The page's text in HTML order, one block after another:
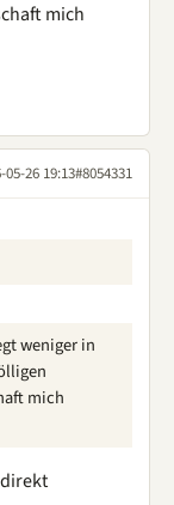
mich
05-26 19:13#8054331
weniger in
mich